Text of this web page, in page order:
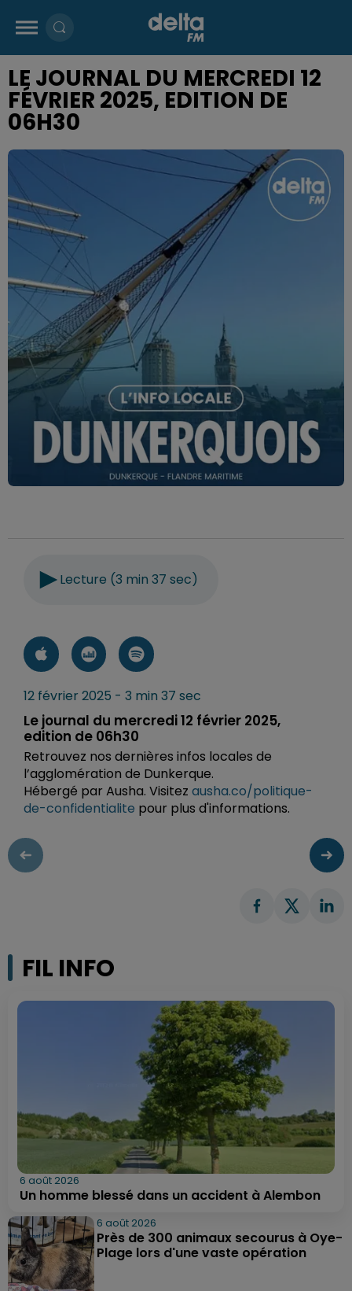
LE JOURNAL DU MERCREDI 12
FÉVRIER 2025, EDITION DE
06H30
Lecture (3 min 37 sec)
12 février 2025 - 3 min 37 sec
Le journal du mercredi 12 février 2025,
edition de 06h30
Retrouvez nos dernières infos locales de
l’agglomération de Dunkerque.
Hébergé par Ausha. Visitez ausha.co/politique-
de-confidentialite pour plus d'informations.
FIL INFO
6 août 2026
Un homme blessé dans un accident à Alembon
6 août 2026
Près de 300 animaux secourus à Oye-
Plage lors d'une vaste opération